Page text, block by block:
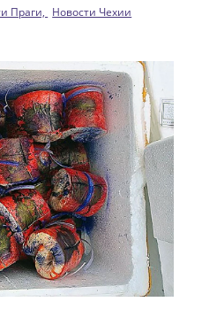
Праги, Новости Чехии